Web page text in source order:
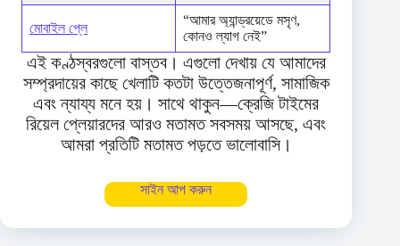
মোবাইল প্লে
“আমার অ্যান্ড্রয়েডে মসৃণ,
কোনও ল্যাগ নেই”
এই কণ্ঠস্বরগুলো বাস্তব। এগুলো দেখায় যে আমাদের
সম্প্রদায়ের কাছে খেলাটি কতটা উত্তেজনাপূর্ণ, সামাজিক
এবং ন্যায্য মনে হয়। সাথে থাকুন—ক্রেজি টাইমের
রিয়েল প্লেয়ারদের আরও মতামত সবসময় আসছে, এবং
আমরা প্রতিটি মতামত পড়তে ভালোবাসি।
সাইন আপ করুন